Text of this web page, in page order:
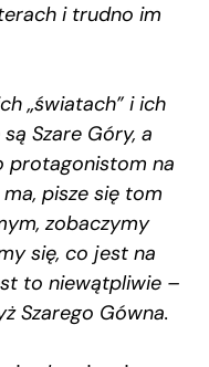
i trudno im
„światach” i ich
Szare Góry, a
protagonistom na
pisze się tom
zobaczymy
się, co jest na
to niewątpliwie –
Szarego Gówna.